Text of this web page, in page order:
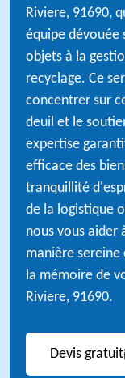
Riviere, 91690,
équipe dévouée
objets à la
recyclage. Ce
concentrer sur
deuil et le
expertise
efficace des
tranquillité
de la logistique
nous vous aider
manière
la mémoire de
Riviere, 91690.
Devis gratuit